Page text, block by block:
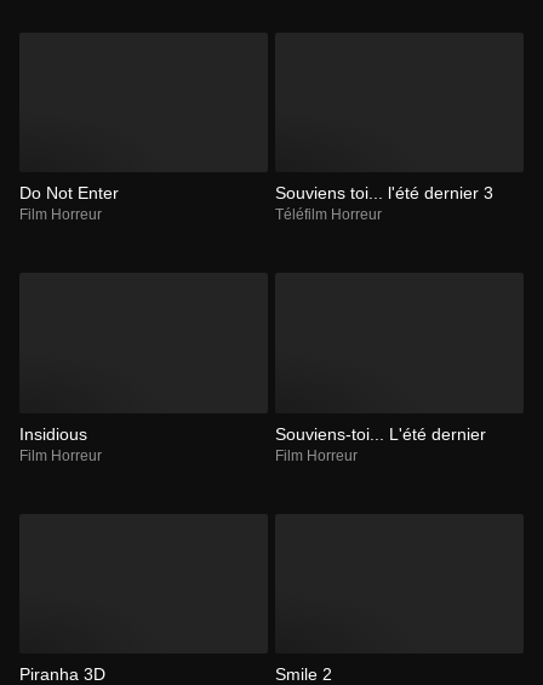
Do Not Enter
Film Horreur
Souviens toi... l'été dernier 3
Téléfilm Horreur
Insidious
Film Horreur
Souviens-toi... L'été dernier
Film Horreur
Piranha 3D Smile 2